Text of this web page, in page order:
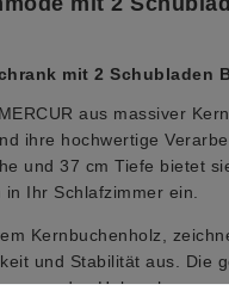
mit 2 Schubladen
aus massiver
ihre hochwertige
und 37 cm Tiefe bietet
Ihr Schlafzimmer ein.
Kernbuchenholz,
und Stabilität aus. Die
des Holzes hervor